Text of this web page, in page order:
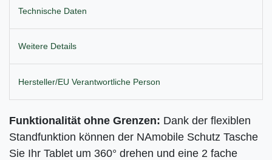
Technische Daten
Weitere Details
Hersteller/EU Verantwortliche Person
Funktionalität ohne Grenzen: Dank der flexiblen
Standfunktion können der NAmobile Schutz Tasche
Sie Ihr Tablet um 360° drehen und eine 2 fache